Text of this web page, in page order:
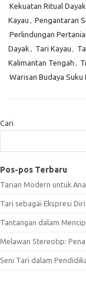
Kekuatan Ritual Dayak
Kayau , Pengantaran
Perlindungan
Dayak , Tari Kayau ,
Kalimantan Tengah ,
Warisan Budaya Suku
Cari
Pos-pos Terbaru
Tarian Modern untuk
Tari sebagai Ekspresi
Tantangan dalam
Melawan Stereotip:
Seni Tari dalam